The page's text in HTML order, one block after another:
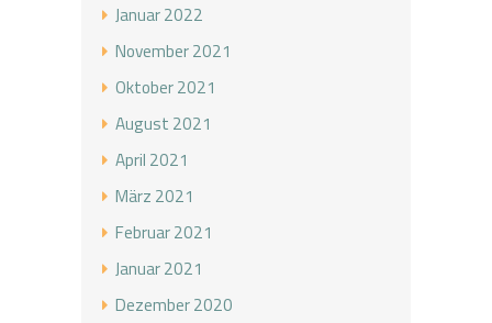
Januar 2022
November 2021
Oktober 2021
August 2021
April 2021
März 2021
Februar 2021
Januar 2021
Dezember 2020